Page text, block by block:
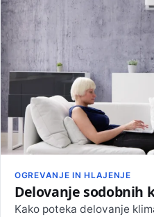
OGREVANJE IN HLAJENJE
Delovanje sodobnih
Kako poteka delovanje